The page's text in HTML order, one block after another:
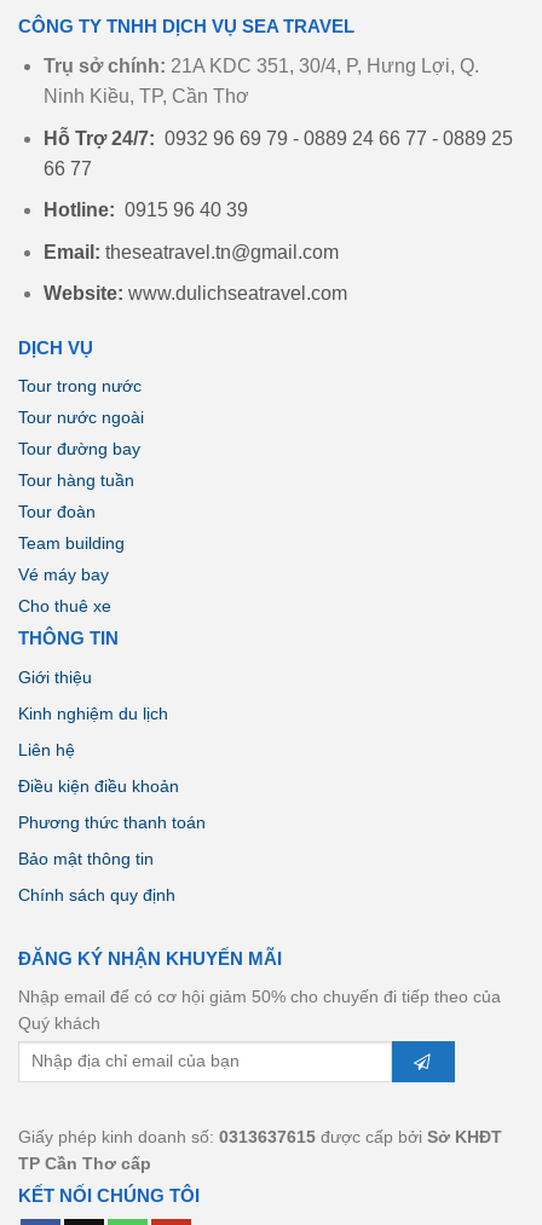
CÔNG TY TNHH DỊCH VỤ SEA TRAVEL
Trụ sở chính: 21A KDC 351, 30/4, P, Hưng Lợi, Q.
Ninh Kiều, TP, Cần Thơ
Hỗ Trợ 24/7: 0932 96 69 79 - 0889 24 66 77 - 0889 25
66 77
Hotline: 0915 96 40 39
Email: theseatravel.tn@gmail.com
Website: www.dulichseatravel.com
DỊCH VỤ
Tour trong nước
Tour nước ngoài
Tour đường bay
Tour hàng tuần
Tour đoàn
Team building
Vé máy bay
Cho thuê xe
THÔNG TIN
Giới thiệu
Kinh nghiệm du lịch
Liên hệ
Điều kiện điều khoản
Phương thức thanh toán
Bảo mật thông tin
Chính sách quy định
ĐĂNG KÝ NHẬN KHUYẾN MÃI
Nhập email để có cơ hội giảm 50% cho chuyến đi tiếp theo của
Quý khách
Giấy phép kinh doanh số: 0313637615 được cấp bởi Sở KHĐT
TP Cần Thơ cấp
KẾT NỐI CHÚNG TÔI